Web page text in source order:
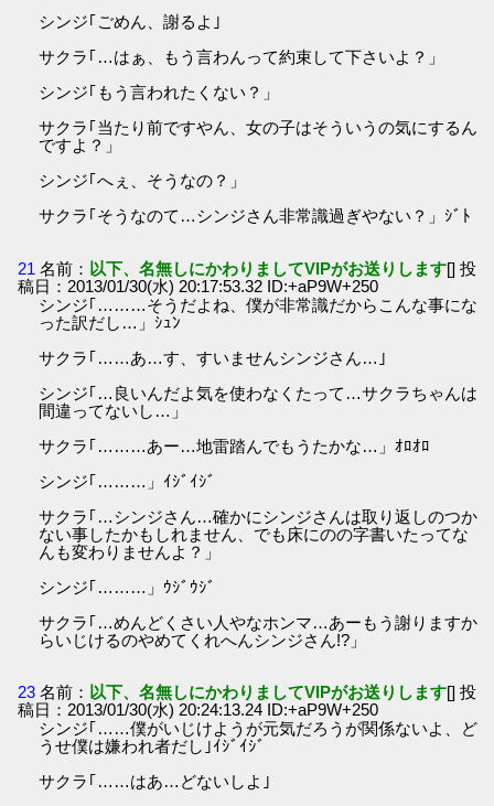
シンジ｢ごめん、謝るよ｣
サクラ｢…はぁ、もう言わんって約束して下さいよ？」
シンジ｢もう言われたくない？」
サクラ｢当たり前ですやん、女の子はそういうの気にするん
ですよ？」
シンジ｢へぇ、そうなの？」
サクラ｢そうなのて…シンジさん非常識過ぎやない？」ｼﾞﾄ
21 名前： 以下、名無しにかわりましてVIPがお送りします[] 投
稿日：2013/01/30(水) 20:17:53.32 ID:+aP9W+250
シンジ｢………そうだよね、僕が非常識だからこんな事にな
った訳だし…」ｼｭﾝ
サクラ｢……あ…す、すいませんシンジさん…｣
シンジ｢…良いんだよ気を使わなくたって…サクラちゃんは
間違ってないし…」
サクラ｢………あー…地雷踏んでもうたかな…」ｵﾛｵﾛ
シンジ｢………」ｲｼﾞｲｼﾞ
サクラ｢…シンジさん…確かにシンジさんは取り返しのつか
ない事したかもしれません、でも床にのの字書いたってな
んも変わりませんよ？」
シンジ｢………」ｳｼﾞｳｼﾞ
サクラ｢…めんどくさい人やなホンマ…あーもう謝りますか
らいじけるのやめてくれへんシンジさん!?」
23 名前： 以下、名無しにかわりましてVIPがお送りします[] 投
稿日：2013/01/30(水) 20:24:13.24 ID:+aP9W+250
シンジ｢……僕がいじけようが元気だろうが関係ないよ、ど
うせ僕は嫌われ者だし｣ｲｼﾞｲｼﾞ
サクラ｢……はあ…どないしよ｣